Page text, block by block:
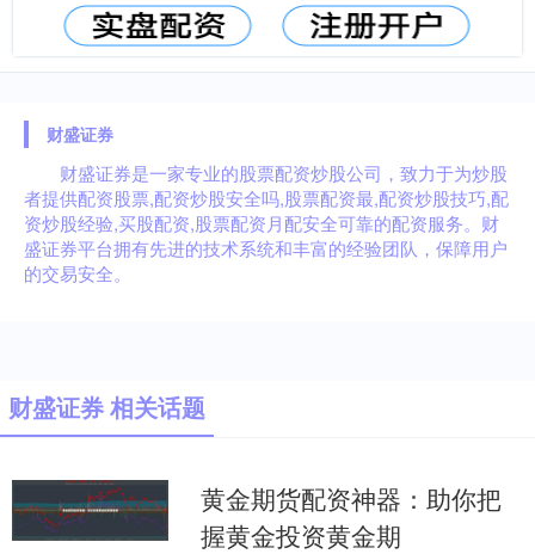
财盛证券
财盛证券是一家专业的股票配资炒股公司，致力于为炒股
者提供配资股票,配资炒股安全吗,股票配资最,配资炒股技巧,配
资炒股经验,买股配资,股票配资月配安全可靠的配资服务。财
盛证券平台拥有先进的技术系统和丰富的经验团队，保障用户
的交易安全。
财盛证券 相关话题
黄金期货配资神器：助你把
握黄金投资黄金期